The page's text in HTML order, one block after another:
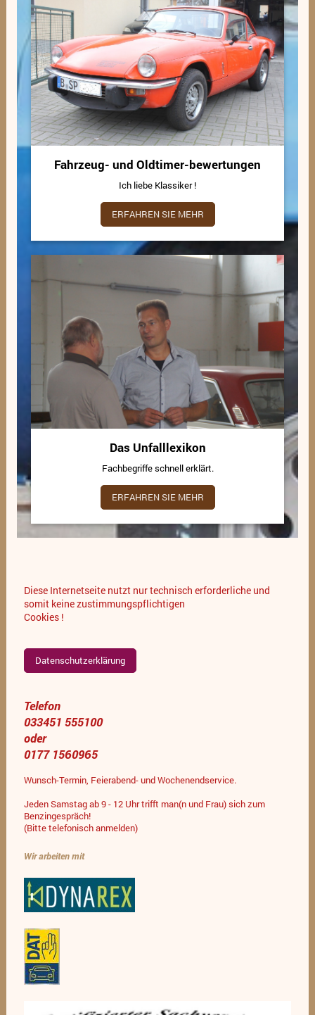
Fahrzeug- und Oldtimer-bewertungen
Ich liebe Klassiker !
ERFAHREN SIE MEHR
Das Unfalllexikon
Fachbegriffe schnell erklärt.
ERFAHREN SIE MEHR
Diese Internetseite nutzt nur technisch erforderliche und
somit keine zustimmungspflichtigen
Cookies !
Datenschutzerklärung
Telefon
033451 555100
oder
0177 1560965
Wunsch-Termin, Feierabend- und Wochenendservice.
Jeden Samstag ab 9 - 12 Uhr trifft man(n und Frau) sich zum
Benzingespräch!
(Bitte telefonisch anmelden)
Wir arbeiten mit